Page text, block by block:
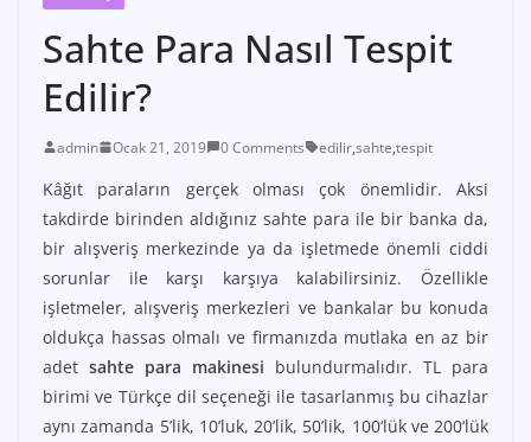
Sahte Para Nasıl Tespit
Edilir?
admin Ocak 21, 2019 0 Comments edilir,sahte,tespit
Kâğıt paraların gerçek olması çok önemlidir. Aksi
takdirde birinden aldığınız sahte para ile bir banka da,
bir alışveriş merkezinde ya da işletmede önemli ciddi
sorunlar ile karşı karşıya kalabilirsiniz. Özellikle
işletmeler, alışveriş merkezleri ve bankalar bu konuda
oldukça hassas olmalı ve firmanızda mutlaka en az bir
adet sahte para makinesi bulundurmalıdır. TL para
birimi ve Türkçe dil seçeneği ile tasarlanmış bu cihazlar
aynı zamanda 5’lik, 10’luk, 20’lik, 50’lik, 100‘lük ve 200‘lük